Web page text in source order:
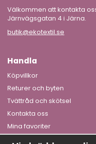
Välkommen att kontakta
Järnvägsgatan 4 i Järna.
butik@ekotextil.se
Handla
Köpvillkor
Returer och byten
Tvättråd och skötsel
Kontakta oss
Mina favoriter